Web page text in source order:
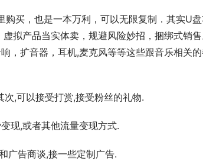
买，也是一本万利，可以无限复制．其实U
拟产品当实体卖，规避风险妙招，捆绑式销售
，扩音器，耳机,麦克风等等这些跟音乐相关
,可以接受打赏,接受粉丝的礼物.
现,或者其他流量变现方式.
广告商谈,接一些定制广告.